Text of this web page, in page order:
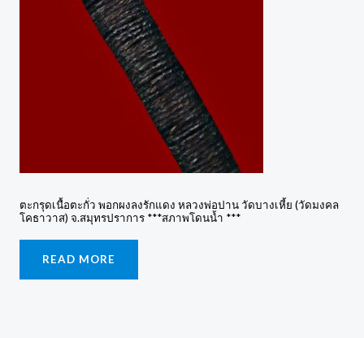
ตะกรุดเนื้อตะกั่ว พอกผงลงรักแดง หลวงพ่อปาน วัดบางเหี้ย (วัดมงคล
โคธาวาส) จ.สมุทรปราการ ***สภาพโดนน้ำ ***
READ MORE